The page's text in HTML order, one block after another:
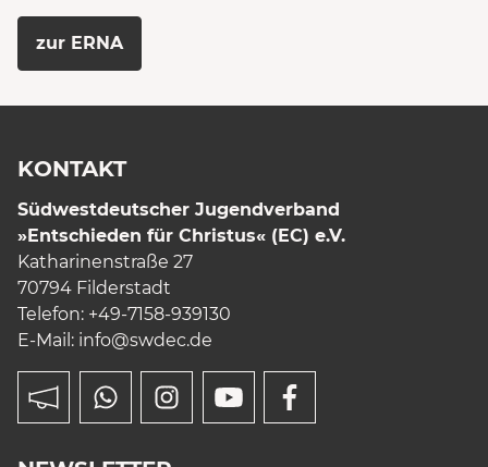
zur ERNA
KONTAKT
Südwestdeutscher Jugendverband
»Entschieden für Christus« (EC) e.V.
Katharinenstraße 27
70794 Filderstadt
Telefon: +49-7158-939130
E-Mail: info@swdec.de